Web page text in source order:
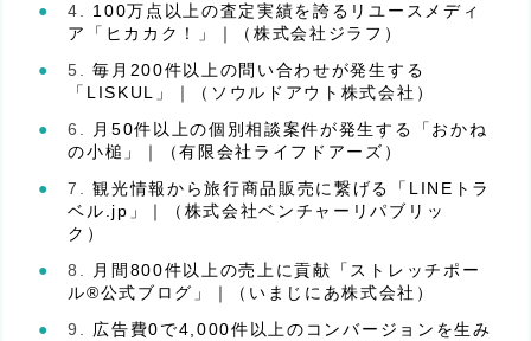
100万点以上の査定実績を誇るリユースメディ
ア「ヒカカク！」｜（株式会社ジラフ）
毎月200件以上の問い合わせが発生する
「LISKUL」｜（ソウルドアウト株式会社）
月50件以上の個別相談案件が発生する「おかね
の小槌」｜（有限会社ライフドアーズ）
観光情報から旅行商品販売に繋げる「LINEトラ
ベル.jp」｜（株式会社ベンチャーリパブリッ
ク）
月間800件以上の売上に貢献「ストレッチポー
ル®公式ブログ」｜（いまじにあ株式会社）
広告費0で4,000件以上のコンバージョンを生み